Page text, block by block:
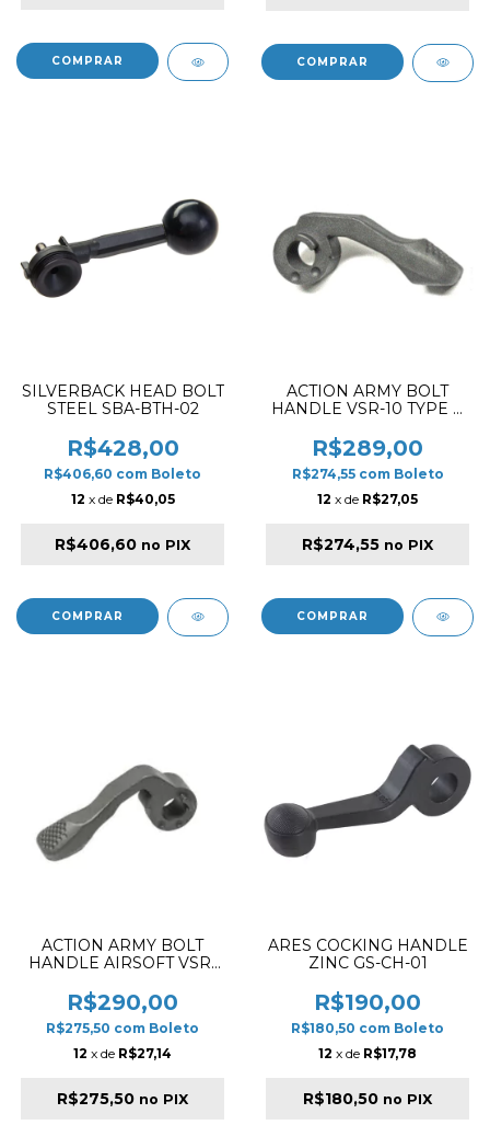
SILVERBACK HEAD BOLT
STEEL SBA-BTH-02
R$428,00
R$406,60 com Boleto
12 x de R$40,05
R$406,60 no PIX
ACTION ARMY BOLT
HANDLE VSR-10 TYPE A
R$289,00
R$274,55 com Boleto
12 x de R$27,05
R$274,55 no PIX
ACTION ARMY BOLT
HANDLE AIRSOFT VSR-
033
R$290,00
R$275,50 com Boleto
12 x de R$27,14
R$275,50 no PIX
ARES COCKING HANDLE
ZINC GS-CH-01
R$190,00
R$180,50 com Boleto
12 x de R$17,78
R$180,50 no PIX